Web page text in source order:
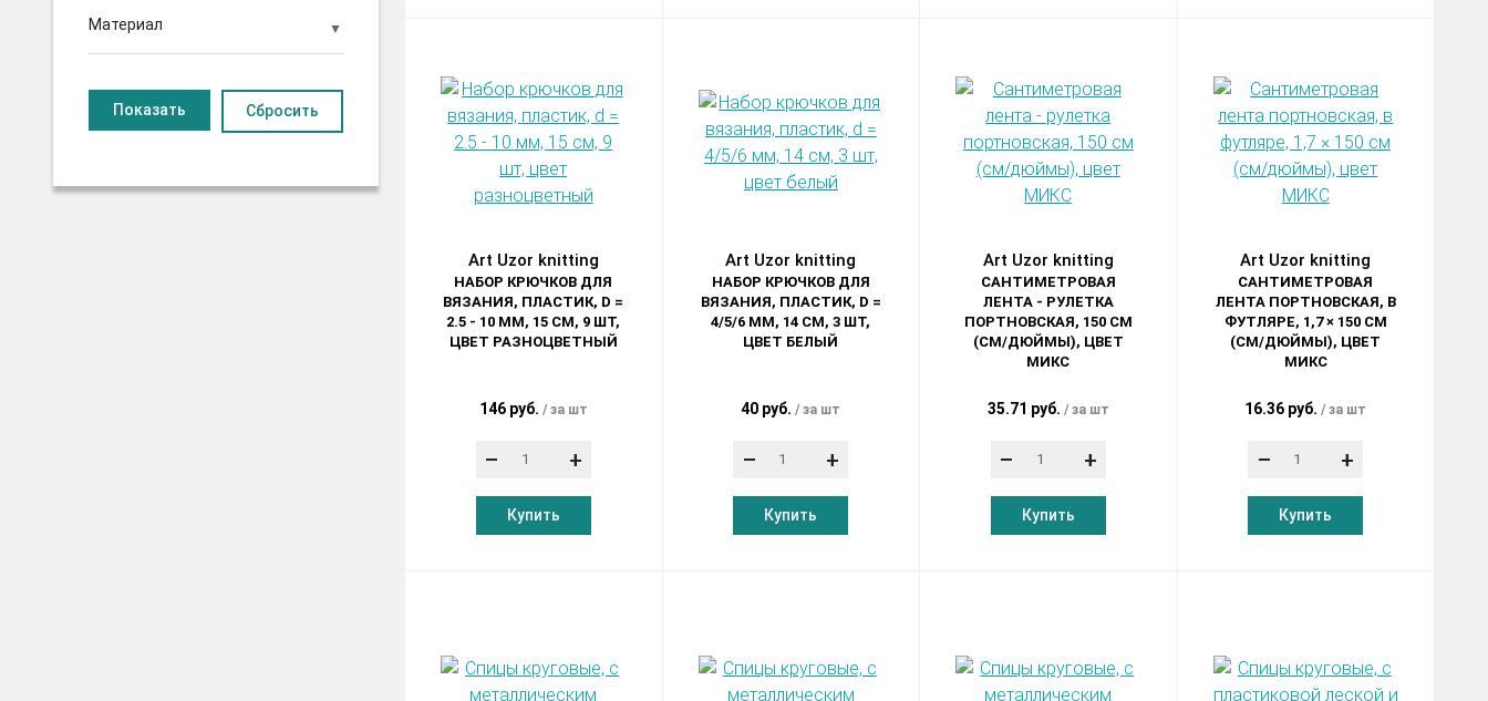
Материал
Сбросить
Art Uzor knitting
НАБОР КРЮЧКОВ ДЛЯ
ВЯЗАНИЯ, ПЛАСТИК, D =
2.5 - 10 ММ, 15 СМ, 9 ШТ,
ЦВЕТ РАЗНОЦВЕТНЫЙ
146 руб. за шт
– +
Купить
Art Uzor knitting
НАБОР КРЮЧКОВ ДЛЯ
ВЯЗАНИЯ, ПЛАСТИК, D =
4/5/6 ММ, 14 СМ, 3 ШТ,
ЦВЕТ БЕЛЫЙ
40 руб. за шт
– +
Купить
Art Uzor knitting
САНТИМЕТРОВАЯ
ЛЕНТА - РУЛЕТКА
ПОРТНОВСКАЯ, 150 СМ
(СМ/ДЮЙМЫ), ЦВЕТ
МИКС
35.71 руб. за шт
– +
Купить
Art Uzor knitting
САНТИМЕТРОВАЯ
ЛЕНТА ПОРТНОВСКАЯ, В
ФУТЛЯРЕ, 1,7 × 150 СМ
(СМ/ДЮЙМЫ), ЦВЕТ
МИКС
16.36 руб. за шт
– +
Купить